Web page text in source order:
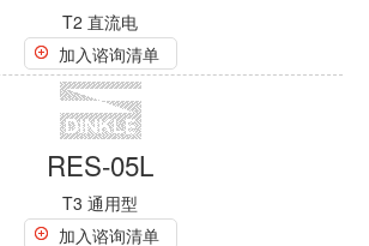
RES2-40-220
T2 直流电
加入谘询清单